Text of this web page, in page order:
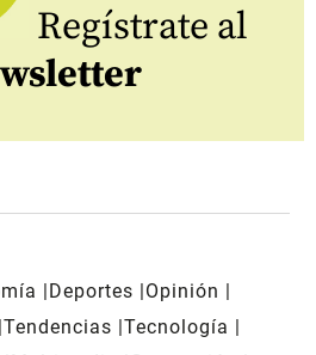
Regístrate al
Deportes
Opinión
Tendencias Tecnología